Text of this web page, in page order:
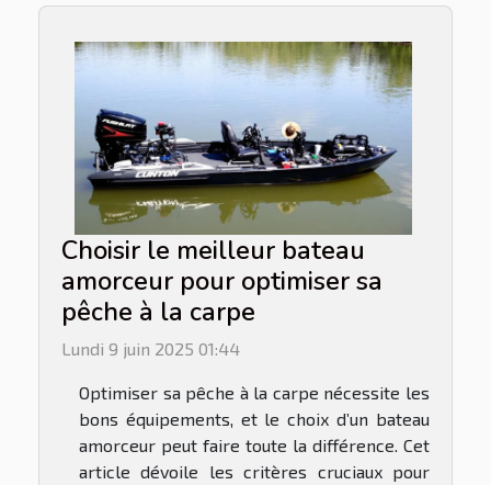
Choisir le meilleur bateau
amorceur pour optimiser sa
pêche à la carpe
Lundi 9 juin 2025 01:44
Optimiser sa pêche à la carpe nécessite les
bons équipements, et le choix d’un bateau
amorceur peut faire toute la différence. Cet
article dévoile les critères cruciaux pour